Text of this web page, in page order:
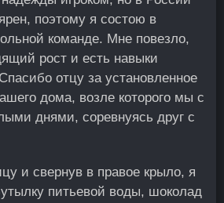
поэтому я состою в
команде. Мне повезло,
рост и есть навыки
отцу за установленное
дома, возле которого мы с
днями, соревнуясь друг с
и свернув в правое крыло, я
питьевой воды, шоколад